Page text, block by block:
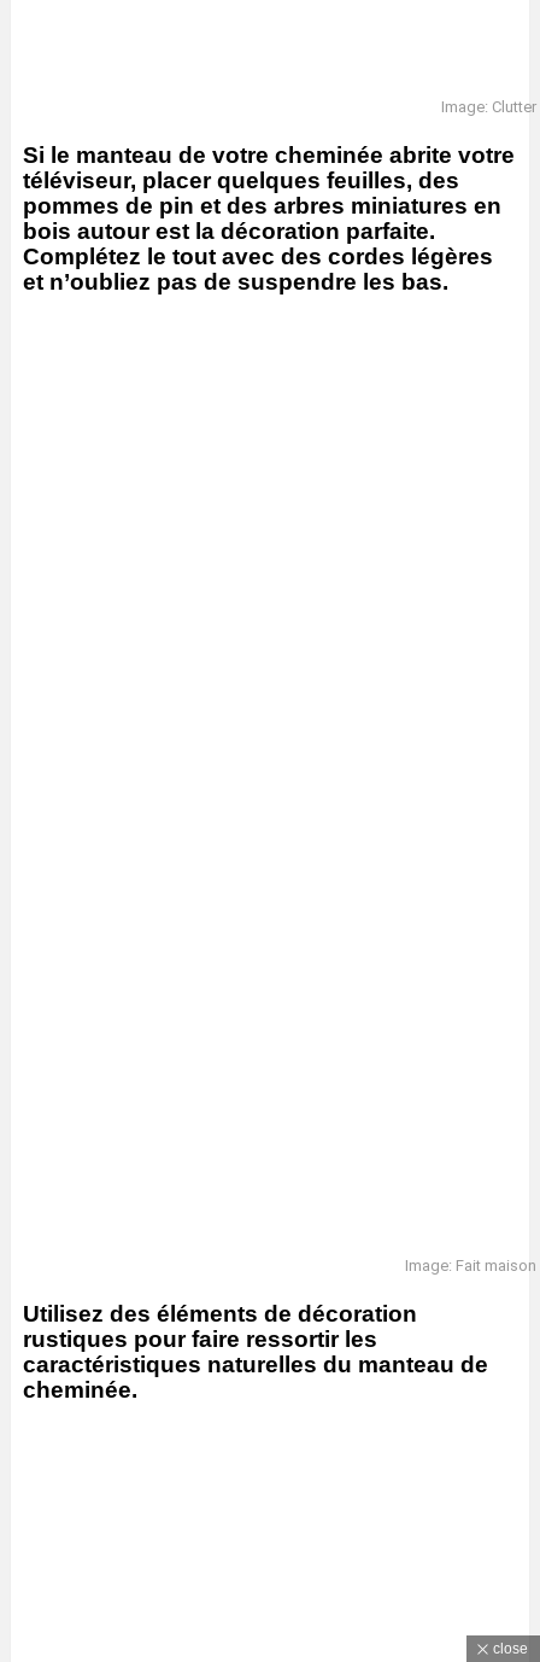
Image:
Si le manteau de votre cheminée abrite votre
téléviseur, placer quelques feuilles, des
pommes de pin et des arbres miniatures en
bois autour est la décoration parfaite.
Complétez le tout avec des cordes légères
et n’oubliez pas de suspendre les bas.
Image: Fait
Utilisez des éléments de décoration
rustiques pour faire ressortir les
caractéristiques naturelles du manteau de
cheminée.
close